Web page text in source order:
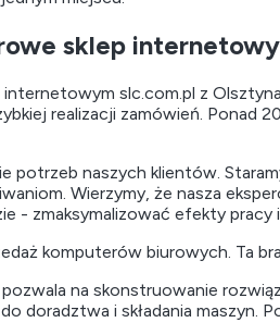
sklep
internetowym slc.com.pl z
realizacji zamówień. Ponad
potrzeb naszych klientów.
Wierzymy, że nasza
- zmaksymalizować efekty
komputerów biurowych. Ta
na skonstruowanie
doradztwa i składania maszyn.